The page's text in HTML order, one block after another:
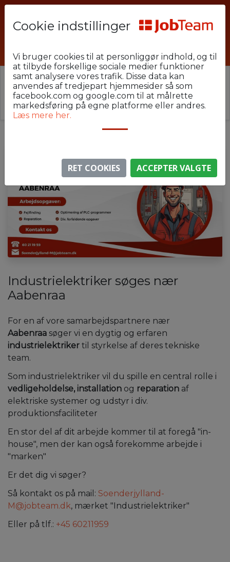
⚠️ Denne jobannonce er udløbet.
Stillingen er ikke længere aktiv, men du kan
lignende annoncer her.
Industrielektriker søges nær
Aabenraa
For en af vore samarbejdspartnere nær
Aabenraa søger vi en dygtig og erfaren
industrielektriker til styrkelse af deres tekniske
team.
Som industrielektriker vil du spille en central rolle i
vedligeholdelse, installation og reparation af
elektriske systemer og udstyr i div.
produktionsfaciliteter
En stor del af dit arbejde kommer til at foregå "in-
house", men der kan også forekomme arbejde i
"marken"
Er det dig vi søger?
Så kontakt os på mail: Soenderjylland-
M@jobteam.dk, mærket "Industrielektriker"
Eller på tlf.: +45 60211959
Cookie indstillinger
Vi bruger cookies til at personliggør indhold, og til
at tilbyde forskellige sociale medier funktioner
samt analysere vores trafik. Disse data kan
anvendes af tredjepart hjemmesider så som
facebook.com og google.com til at målrette
markedsføring på egne platforme eller andres.
Læs mere her.
RET COOKIES ACCEPTER VALGTE